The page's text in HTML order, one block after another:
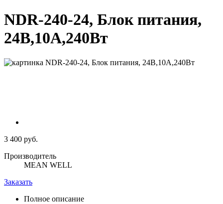
NDR-240-24, Блок питания,
24В,10А,240Вт
3 400 руб.
Производитель
MEAN WELL
Заказать
Полное описание